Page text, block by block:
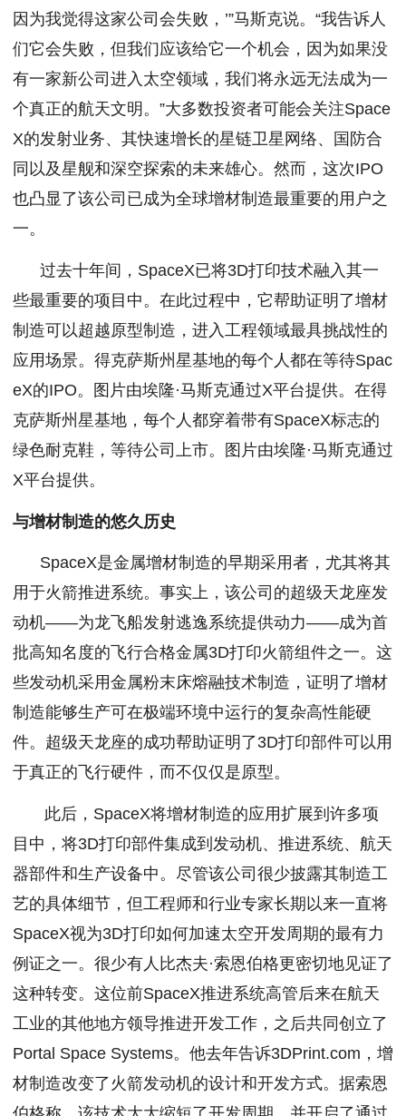
因为我觉得这家公司会失败，’”马斯克说。“我告诉人
们它会失败，但我们应该给它一个机会，因为如果没
有一家新公司进入太空领域，我们将永远无法成为一
个真正的航天文明。”大多数投资者可能会关注Space
X的发射业务、其快速增长的星链卫星网络、国防合
同以及星舰和深空探索的未来雄心。然而，这次IPO
也凸显了该公司已成为全球增材制造最重要的用户之
一。
过去十年间，SpaceX已将3D打印技术融入其一
些最重要的项目中。在此过程中，它帮助证明了增材
制造可以超越原型制造，进入工程领域最具挑战性的
应用场景。得克萨斯州星基地的每个人都在等待Spac
eX的IPO。图片由埃隆·马斯克通过X平台提供。在得
克萨斯州星基地，每个人都穿着带有SpaceX标志的
绿色耐克鞋，等待公司上市。图片由埃隆·马斯克通过
X平台提供。
与增材制造的悠久历史
SpaceX是金属增材制造的早期采用者，尤其将其
用于火箭推进系统。事实上，该公司的超级天龙座发
动机——为龙飞船发射逃逸系统提供动力——成为首
批高知名度的飞行合格金属3D打印火箭组件之一。这
些发动机采用金属粉末床熔融技术制造，证明了增材
制造能够生产可在极端环境中运行的复杂高性能硬
件。超级天龙座的成功帮助证明了3D打印部件可以用
于真正的飞行硬件，而不仅仅是原型。
此后，SpaceX将增材制造的应用扩展到许多项
目中，将3D打印部件集成到发动机、推进系统、航天
器部件和生产设备中。尽管该公司很少披露其制造工
艺的具体细节，但工程师和行业专家长期以来一直将
SpaceX视为3D打印如何加速太空开发周期的最有力
例证之一。很少有人比杰夫·索恩伯格更密切地见证了
这种转变。这位前SpaceX推进系统高管后来在航天
工业的其他地方领导推进开发工作，之后共同创立了
Portal Space Systems。他去年告诉3DPrint.com，增
材制造改变了火箭发动机的设计和开发方式。据索恩